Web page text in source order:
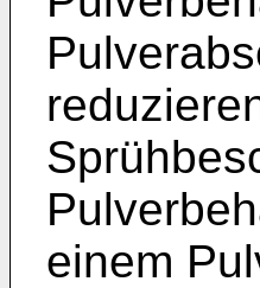
einem